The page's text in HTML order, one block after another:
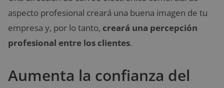
aspecto profesional creará una buena imagen de tu
empresa y, por lo tanto, creará una percepción
profesional entre los clientes.
Aumenta la confianza del